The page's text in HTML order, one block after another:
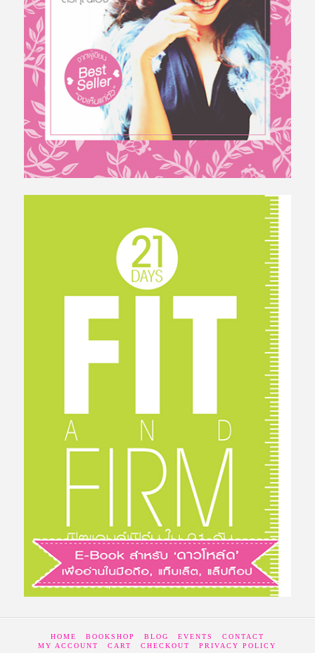
HOME BOOKSHOP BLOG EVENTS
CONTACT
MY ACCOUNT
CART CHECKOUT PRIVACY POLICY